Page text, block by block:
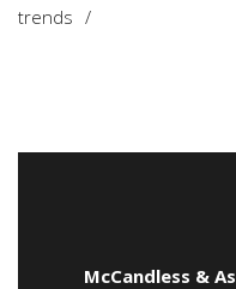
trends
McCandless &